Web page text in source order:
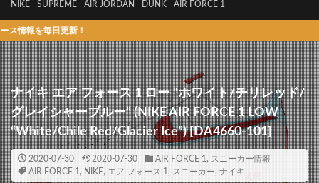
NIKE SUPREME AIR JORDAN DUNK AIR FORCE 1
日更新！
ナイキ エア フォース 1 ロー “ホワイト/チリレッド/
グレイシャーブルー” (NIKE AIR FORCE 1 LOW
“White/Chile Red/Glacier Ice”) [DA4660-101]
2020-07-30 2020-07-30 AIR FORCE 1 , スニーカー情報
AIR FORCE 1 , NIKE, エア フォース 1 , スニーカー, ナイキ